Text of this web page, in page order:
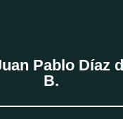
Pablo Díaz
B.